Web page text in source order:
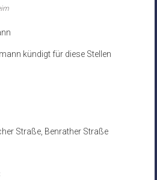
kündigt für diese Stellen
Straße, Benrather Straße